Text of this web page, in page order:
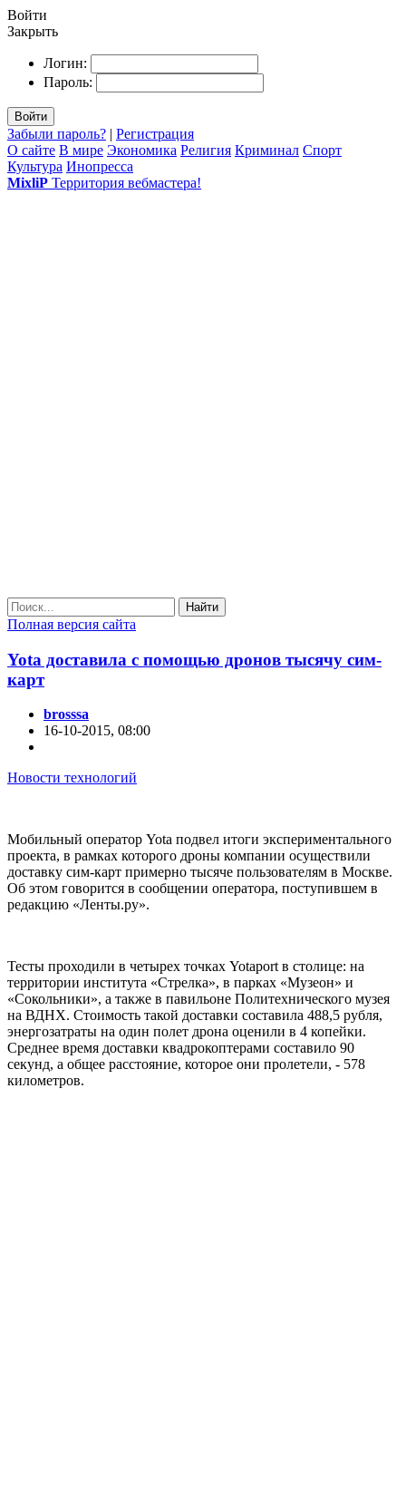
Войти
Закрыть
Логин:
Пароль:
Войти
Забыли пароль? | Регистрация
О сайте В мире Экономика Религия Криминал Спорт
Культура Инопресса
MixliP Территория вебмастера!
Найти
Полная версия сайта
Yota доставила с помощью дронов тысячу сим-
карт
brosssa
16-10-2015, 08:00
Новости технологий
Мобильный оператор Yota подвел итоги экспериментального
проекта, в рамках которого дроны компании осуществили
доставку сим-карт примерно тысяче пользователям в Москве.
Об этом говорится в сообщении оператора, поступившем в
редакцию «Ленты.ру».
Тесты проходили в четырех точках Yotaport в столице: на
территории института «Стрелка», в парках «Музеон» и
«Сокольники», а также в павильоне Политехнического музея
на ВДНХ. Стоимость такой доставки составила 488,5 рубля,
энергозатраты на один полет дрона оценили в 4 копейки.
Среднее время доставки квадрокоптерами составило 90
секунд, а общее расстояние, которое они пролетели, - 578
километров.